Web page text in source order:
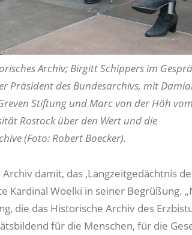
Archiv; Birgitt Schippers im
Präsident des Bundesarchivs, mit
Stiftung und Marc von der Höh vom
Rostock über den Wert und die
(Foto: Robert Boecker).
damit, das ‚Langzeitgedächtnis
Kardinal Woelki in seiner Begrüßung.
die das Historische Archiv des
für die Menschen, für die